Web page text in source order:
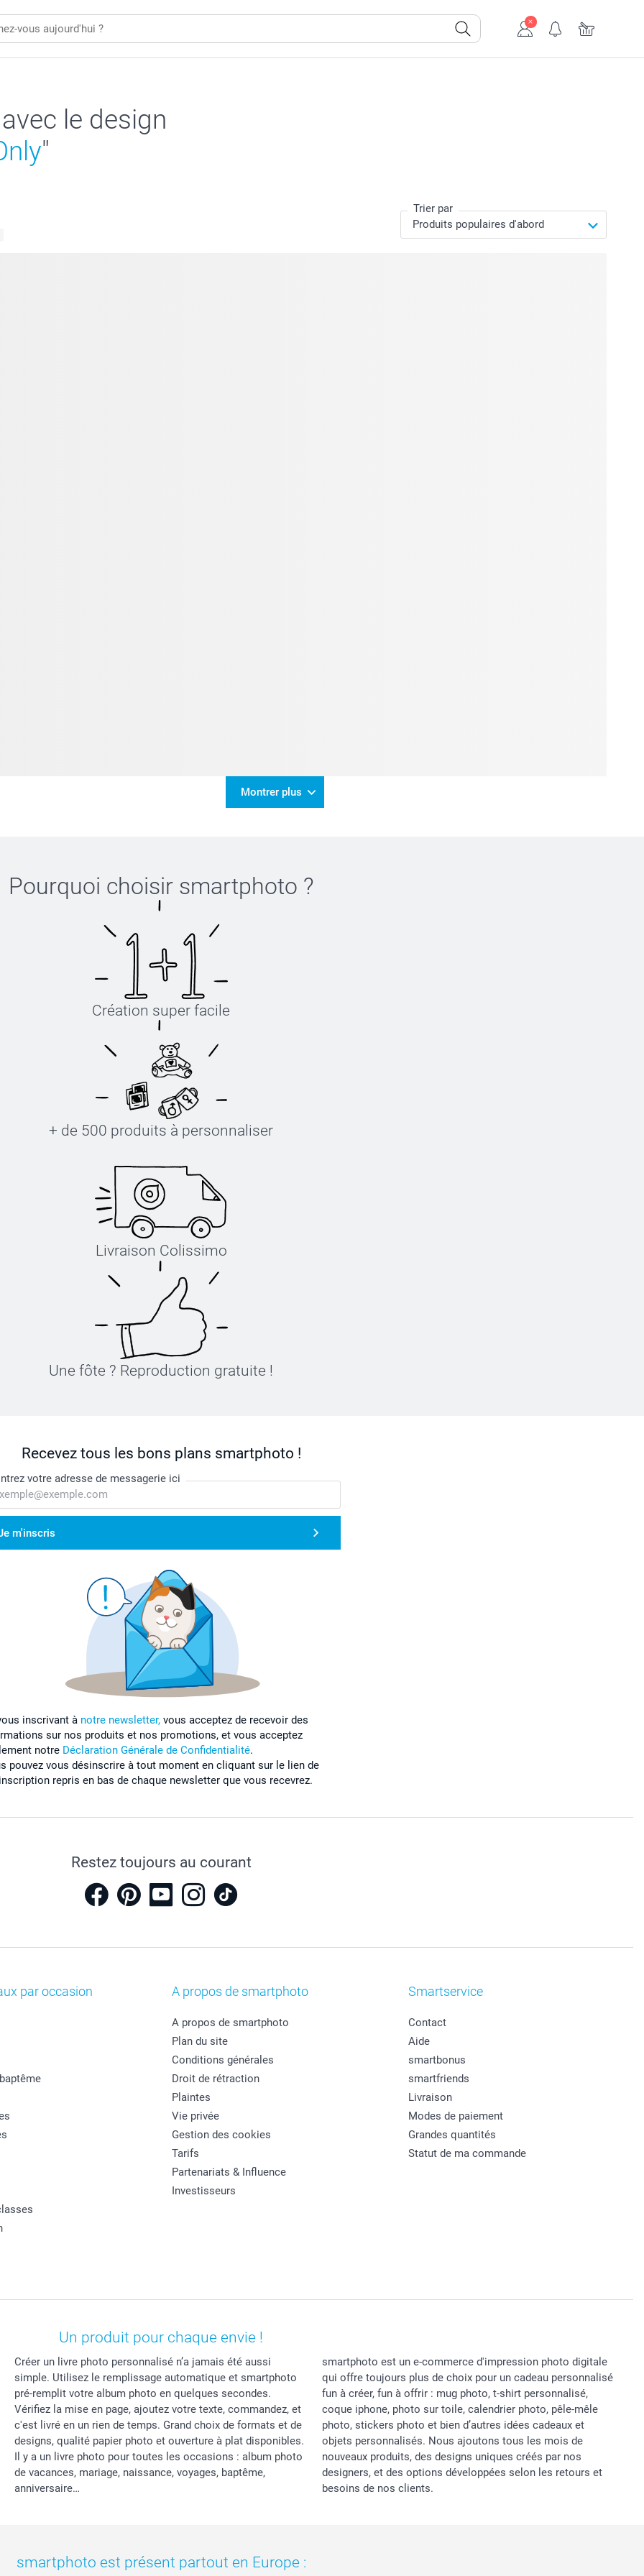
le design
"
Trier par
Montrer plus
Pourquoi choisir smartphoto ?
Création super facile
+ de 500 produits à personnaliser
Livraison Colissimo
Une fôte ? Reproduction gratuite !
Recevez tous les bons plans smartphoto !
votre adresse de messagerie ici
m'inscris
inscrivant à notre newsletter, vous acceptez de recevoir des
sur nos produits et nos promotions, et vous acceptez
notre Déclaration Générale de Confidentialité.
pouvez vous désinscrire à tout moment en cliquant sur le lien de
repris en bas de chaque newsletter que vous recevrez.
Restez toujours au courant
par occasion A propos de smartphoto
A propos de smartphoto
Plan du site
Conditions générales
Droit de rétraction
Plaintes
Vie privée
Gestion des cookies
Tarifs
Partenariats & Influence
Investisseurs
Smartservice
Contact
Aide
smartbonus
smartfriends
Livraison
Modes de paiement
Grandes quantités
Statut de ma commande
Un produit pour chaque envie !
Créer un livre photo personnalisé n’a jamais été aussi
simple. Utilisez le remplissage automatique et smartphoto
pré-remplit votre album photo en quelques secondes.
Vérifiez la mise en page, ajoutez votre texte, commandez, et
c'est livré en un rien de temps. Grand choix de formats et de
designs, qualité papier photo et ouverture à plat disponibles.
Il y a un livre photo pour toutes les occasions : album photo
de vacances, mariage, naissance, voyages, baptême,
anniversaire…
smartphoto est un e-commerce d'impression photo digitale
qui offre toujours plus de choix pour un cadeau personnalisé
fun à créer, fun à offrir : mug photo, t-shirt personnalisé,
coque iphone, photo sur toile, calendrier photo, pêle-mêle
photo, stickers photo et bien d’autres idées cadeaux et
objets personnalisés. Nous ajoutons tous les mois de
nouveaux produits, des designs uniques créés par nos
designers, et des options développées selon les retours et
besoins de nos clients.
smartphoto est présent partout en Europe :